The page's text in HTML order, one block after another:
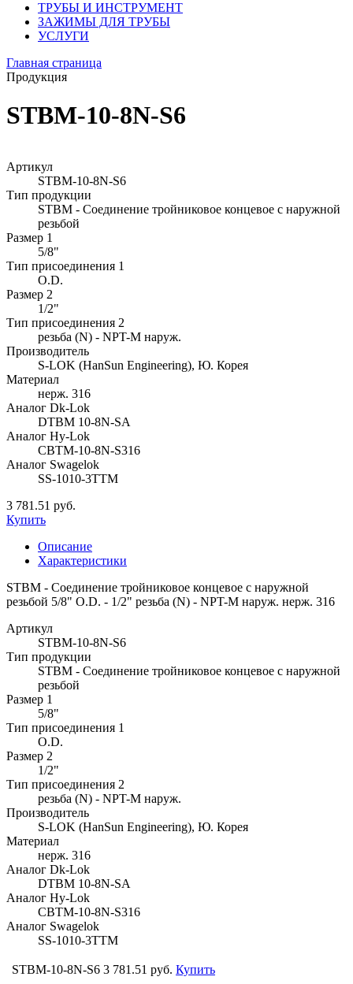
ТРУБЫ И ИНСТРУМЕНТ
ЗАЖИМЫ ДЛЯ ТРУБЫ
УСЛУГИ
Главная страница
Продукция
STBM-10-8N-S6
Артикул
STBM-10-8N-S6
Тип продукции
STBM - Соединение тройниковое концевое с наружной
резьбой
Размер 1
5/8"
Тип присоединения 1
O.D.
Размер 2
1/2"
Тип присоединения 2
резьба (N) - NPT-M наруж.
Производитель
S-LOK (HanSun Engineering), Ю. Корея
Материал
нерж. 316
Аналог Dk-Lok
DTBM 10-8N-SA
Аналог Hy-Lok
CBTM-10-8N-S316
Аналог Swagelok
SS-1010-3TTM
3 781.51 руб.
Купить
Описание
Характеристики
STBM - Соединение тройниковое концевое с наружной
резьбой 5/8" O.D. - 1/2" резьба (N) - NPT-M наруж. нерж. 316
Артикул
STBM-10-8N-S6
Тип продукции
STBM - Соединение тройниковое концевое с наружной
резьбой
Размер 1
5/8"
Тип присоединения 1
O.D.
Размер 2
1/2"
Тип присоединения 2
резьба (N) - NPT-M наруж.
Производитель
S-LOK (HanSun Engineering), Ю. Корея
Материал
нерж. 316
Аналог Dk-Lok
DTBM 10-8N-SA
Аналог Hy-Lok
CBTM-10-8N-S316
Аналог Swagelok
SS-1010-3TTM
STBM-10-8N-S6 3 781.51 руб. Купить